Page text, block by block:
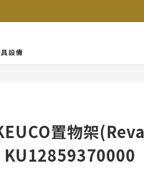
設備
置物架(Reva
KU12859370000